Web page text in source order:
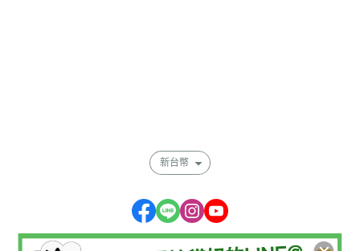
新台幣